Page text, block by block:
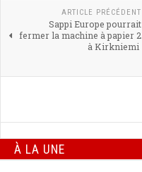
ARTICLE PRÉCÉDENT
Sappi Europe pourrait
fermer la machine à papier 2
à Kirkniemi
À LA UNE